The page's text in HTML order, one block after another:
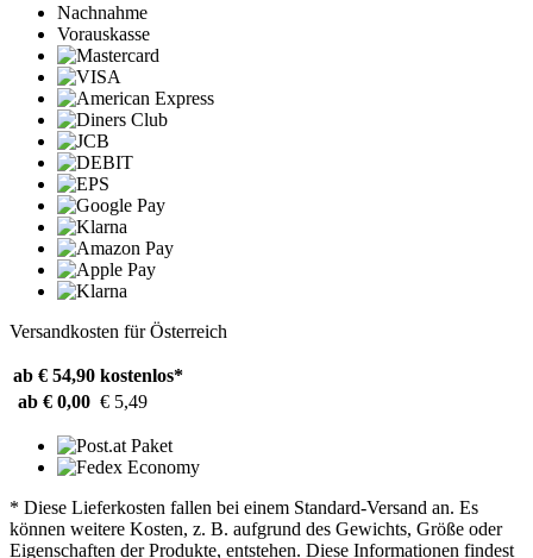
Nachnahme
Vorauskasse
Versandkosten für Österreich
ab € 54,90 kostenlos*
ab € 0,00 € 5,49
* Diese Lieferkosten fallen bei einem Standard-Versand an. Es
können weitere Kosten, z. B. aufgrund des Gewichts, Größe oder
Eigenschaften der Produkte, entstehen. Diese Informationen findest